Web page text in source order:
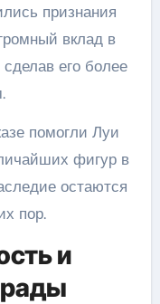
признания
вклад в
его более
помогли Луи
фигур в
остаются
пор.
и